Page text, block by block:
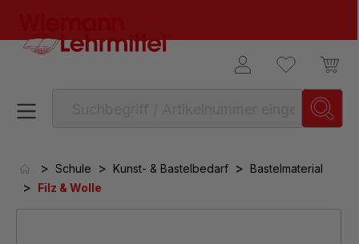
> Schule > Kunst- & Bastelbedarf > Bastelmaterial
> Filz & Wolle